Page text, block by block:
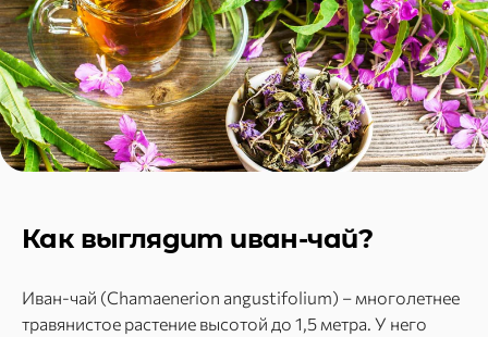
Как выглядит иван-чай?
Иван-чай (Chamaenerion angustifolium) – многолетнее
травянистое растение высотой до 1,5 метра. У него